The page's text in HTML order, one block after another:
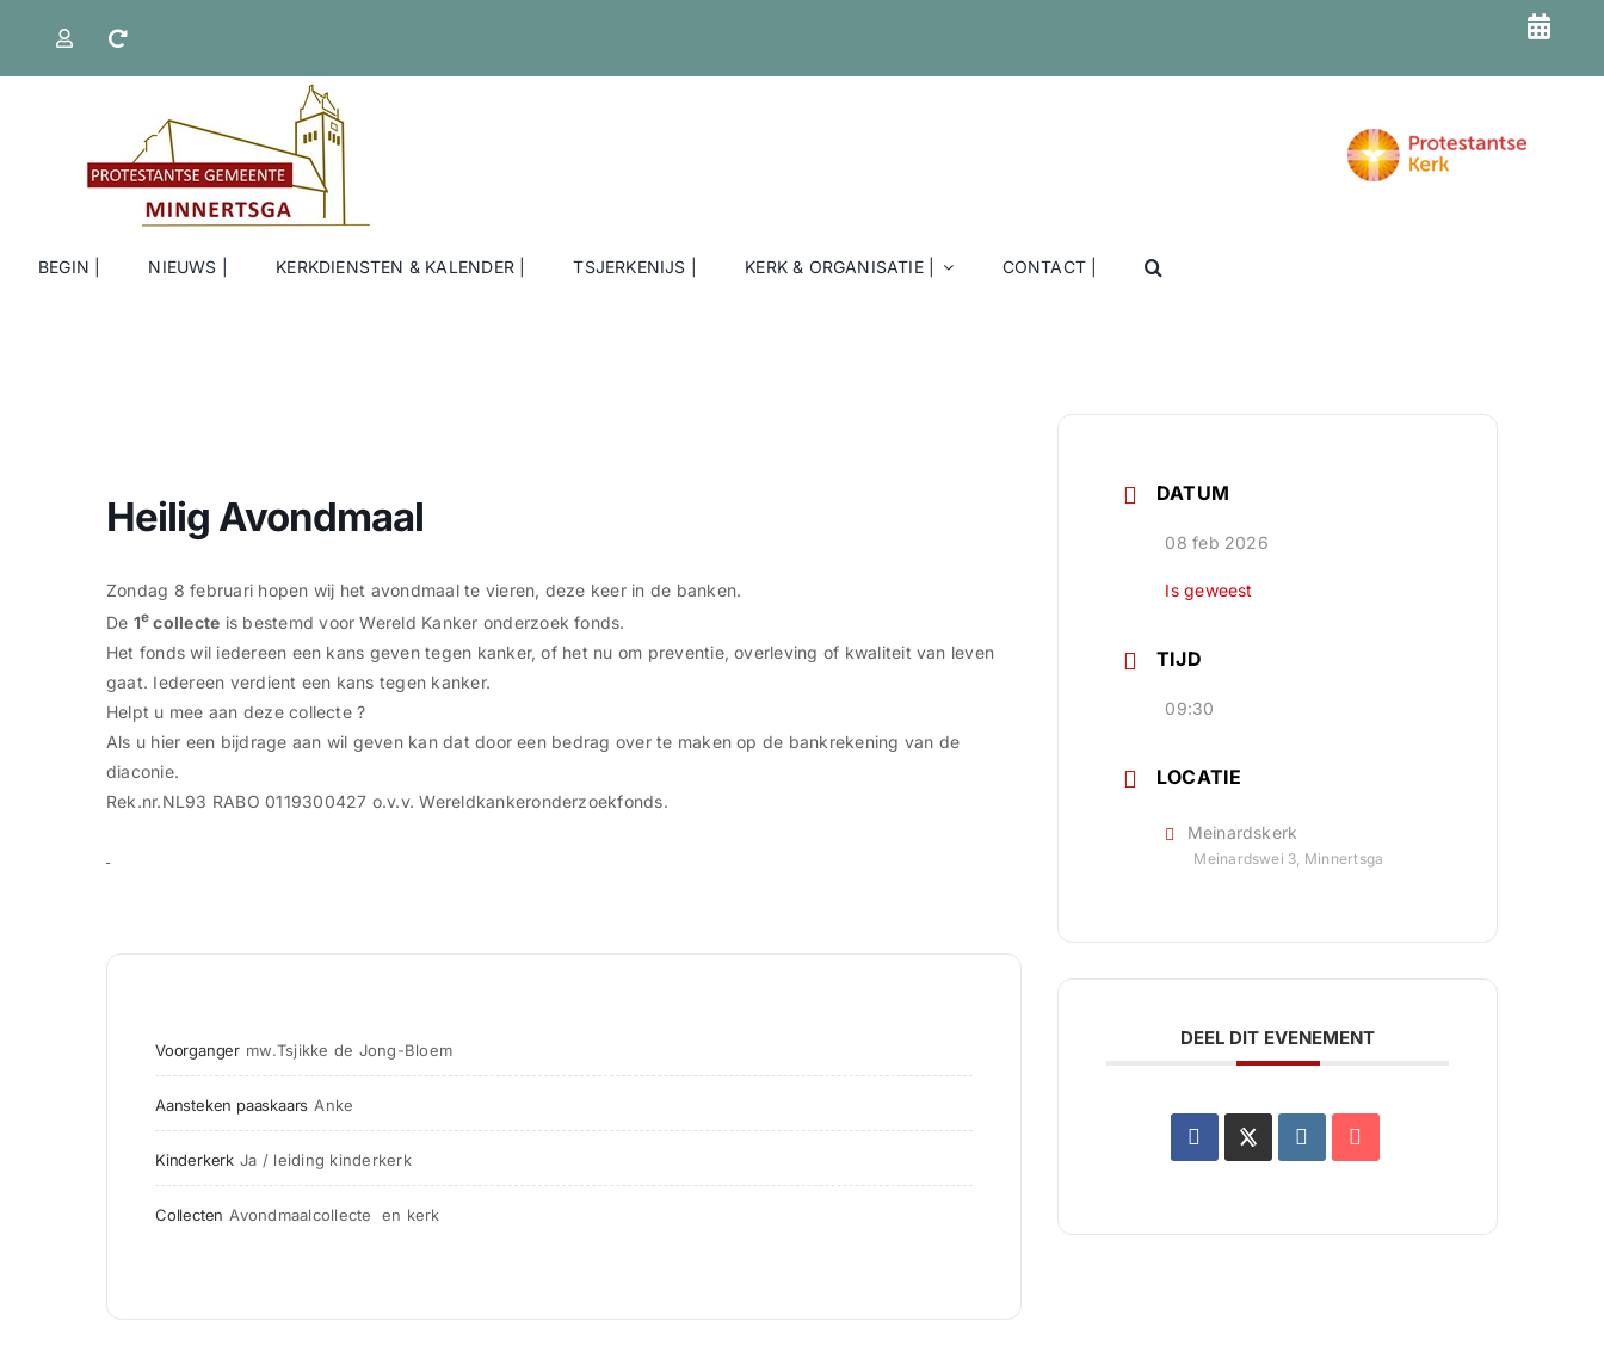
inhoud
BEGIN | NIEUWS | KERKDIENSTEN & KALENDER | TSJERKENIJS | KERK & ORGANISATIE | CONTACT |
Heilig Avondmaal
Zondag 8 februari hopen wij het avondmaal te vieren, deze keer in de banken.
De 1e collecte is bestemd voor Wereld Kanker onderzoek fonds.
Het fonds wil iedereen een kans geven tegen kanker, of het nu om preventie, overleving of kwaliteit van leven
gaat. Iedereen verdient een kans tegen kanker.
Helpt u mee aan deze collecte ?
Als u hier een bijdrage aan wil geven kan dat door een bedrag over te maken op de bankrekening van de
diaconie.
Rek.nr.NL93 RABO 0119300427 o.v.v. Wereldkankeronderzoekfonds.
Voorganger mw.Tsjikke de Jong-Bloem
Aansteken paaskaars Anke
Kinderkerk Ja / leiding kinderkerk
Collecten Avondmaalcollecte  en kerk
DATUM
08 feb 2026
Is geweest
TIJD
09:30
LOCATIE
Meinardskerk
Meinardswei 3, Minnertsga
DEEL DIT EVENEMENT